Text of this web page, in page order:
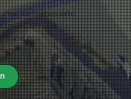
eine kartenbasierte
und
in